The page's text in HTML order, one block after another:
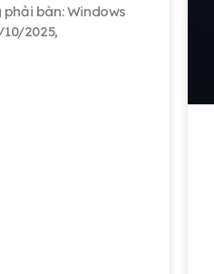
phải bàn: Windows
2025,